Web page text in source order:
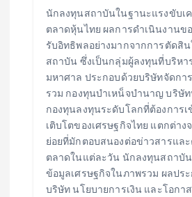
นักลงทุนสถาบันในฐานะแรงขับเ
ตลาดหุ้นไทย ผลการดำเนินงานข
รับอิทธิพลอย่างมากจากการตัดสิ
สถาบัน ซึ่งเป็นกลุ่มผู้ลงทุนที่บริหา
มหาศาล ประกอบด้วยบริษัทจัดกา
รวม กองทุนบำเหน็จบำนาญ บริษั
กองทุนลงทุนระดับโลกที่ต้องการเ
เติบโตของเศรษฐกิจไทย แตกต่า
ย่อยที่มักตอบสนองต่อข่าวสารแล
ตลาดในแต่ละวัน นักลงทุนสถาบั
ข้อมูลเศรษฐกิจในภาพรวม ผลปร
บริษัท นโยบายการเงิน และโอกา